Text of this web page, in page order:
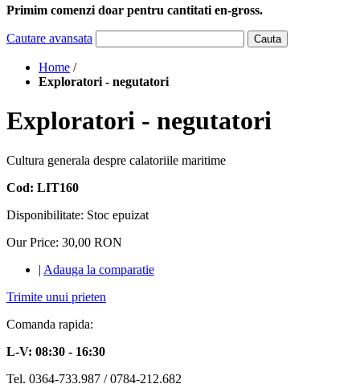
Primim comenzi doar pentru cantitati en-gross.
Cautare avansata Cauta
Home /
Exploratori - negutatori
Exploratori - negutatori
Cultura generala despre calatoriile maritime
Cod: LIT160
Disponibilitate: Stoc epuizat
Our Price: 30,00 RON
| Adauga la comparatie
Trimite unui prieten
Comanda rapida:
L-V: 08:30 - 16:30
Tel. 0364-733.987 / 0784-212.682